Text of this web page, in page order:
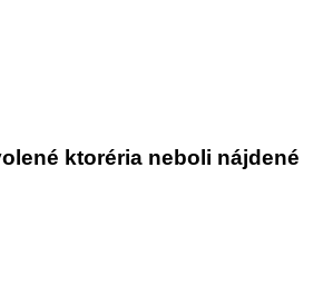
ktoréria neboli nájdené